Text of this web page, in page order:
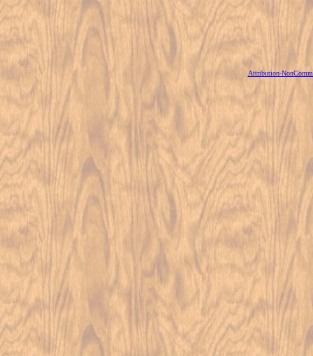
Attribution-